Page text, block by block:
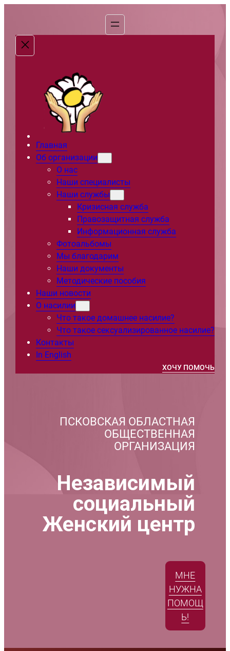
содержимому
Главная
Об организации
О нас
Наши специалисты
Наши службы
Кризисная служба
Правозащитная служба
Информационная служба
Фотоальбомы
Мы благодарим
Наши документы
Методические пособия
Наши новости
О насилии
Что такое домашнее насилие?
Что такое сексуализированное насилие?
Контакты
In English
ХОЧУ ПОМОЧЬ
ПСКОВСКАЯ ОБЛАСТНАЯ
ОБЩЕСТВЕННАЯ
ОРГАНИЗАЦИЯ
Независимый
социальный
Женский центр
МНЕ
НУЖНА
ПОМОЩ
Ь!